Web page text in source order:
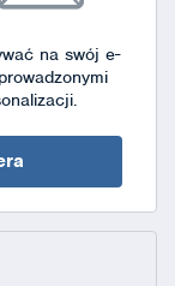
na swój e-